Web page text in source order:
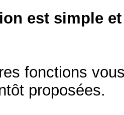
est simple et
fonctions
proposées.